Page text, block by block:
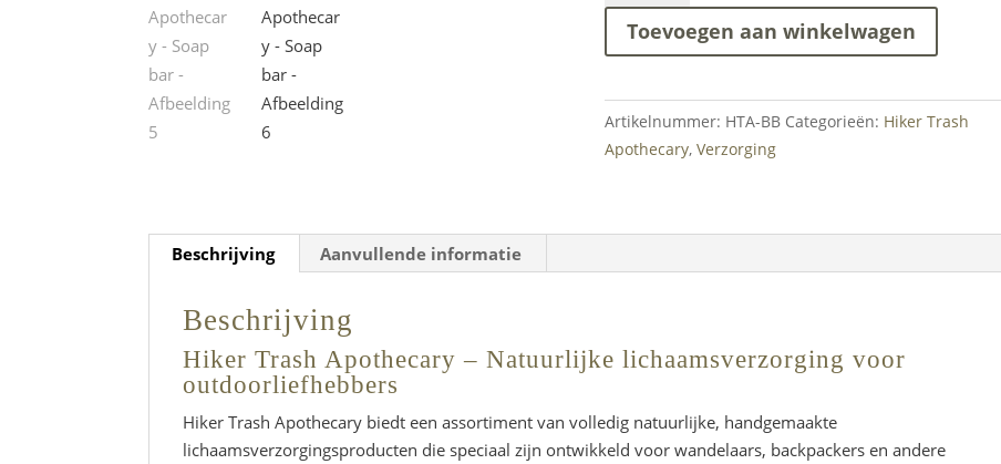
Apothecary
aantal
Toevoegen aan winkelwagen
Artikelnummer: HTA-BB Categorieën: Hiker Trash
Apothecary,Verzorging
Beschrijving Aanvullende informatie
Beschrijving
Hiker Trash Apothecary – Natuurlijke lichaamsverzorging voor
outdoorliefhebbers
Hiker Trash Apothecary biedt een assortiment van volledig natuurlijke, handgemaakte
lichaamsverzorgingsproducten die speciaal zijn ontwikkeld voor wandelaars, backpackers en andere